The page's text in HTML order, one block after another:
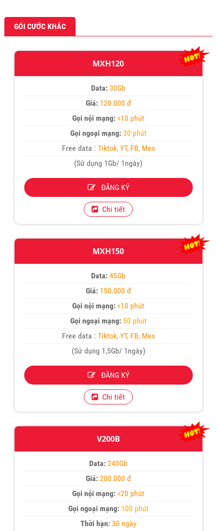
GÓI CƯỚC KHÁC
MXH120
Data: 30Gb
Giá: 120.000 đ
Gọi nội mạng: <10 phút
Gọi ngoại mạng: 30 phút
Free data : Tiktok, YT, FB, Mes
(Sử dụng 1Gb/ 1ngày)
ĐĂNG KÝ
Chi tiết
MXH150
Data: 45Gb
Giá: 150.000 đ
Gọi nội mạng: <10 phút
Gọi ngoại mạng: 50 phút
Free data : Tiktok, YT, FB, Mes
(Sử dụng 1,5Gb/ 1ngày)
ĐĂNG KÝ
Chi tiết
V200B
Data: 240Gb
Giá:200.000 đ
Gọi nội mạng: <20 phút
Gọi ngoại mạng: 100 phút
Thời hạn:30 ngày